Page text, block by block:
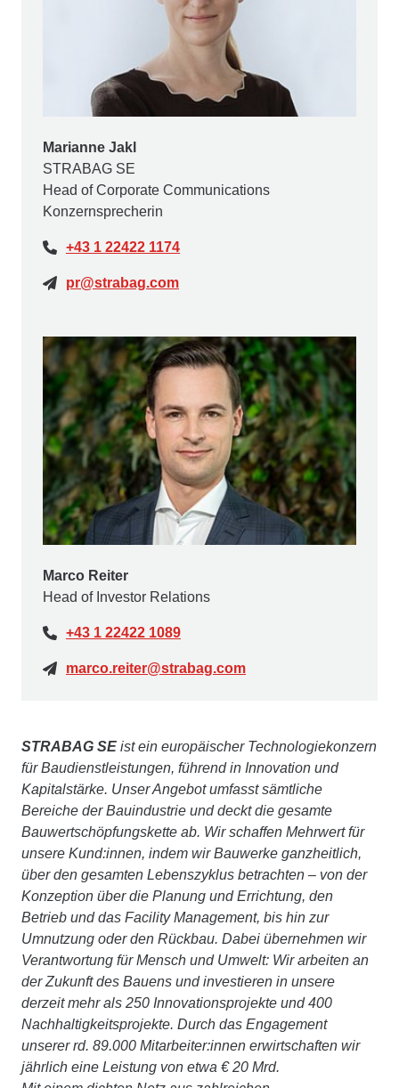
Marianne Jakl
STRABAG SE
Head of Corporate Communications
Konzernsprecherin
+43 1 22422 1174
pr@strabag.com
Marco Reiter
Head of Investor Relations
+43 1 22422 1089
marco.reiter@strabag.com
STRABAG SE ist ein europäischer Technologiekonzern
für Baudienstleistungen, führend in Innovation und
Kapitalstärke. Unser Angebot umfasst sämtliche
Bereiche der Bauindustrie und deckt die gesamte
Bauwertschöpfungskette ab. Wir schaffen Mehrwert für
unsere Kund:innen, indem wir Bauwerke ganzheitlich,
über den gesamten Lebenszyklus betrachten – von der
Konzeption über die Planung und Errichtung, den
Betrieb und das Facility Management, bis hin zur
Umnutzung oder den Rückbau. Dabei übernehmen wir
Verantwortung für Mensch und Umwelt: Wir arbeiten an
der Zukunft des Bauens und investieren in unsere
derzeit mehr als 250 Innovationsprojekte und 400
Nachhaltigkeitsprojekte. Durch das Engagement
unserer rd. 89.000 Mitarbeiter:innen erwirtschaften wir
jährlich eine Leistung von etwa € 20 Mrd.